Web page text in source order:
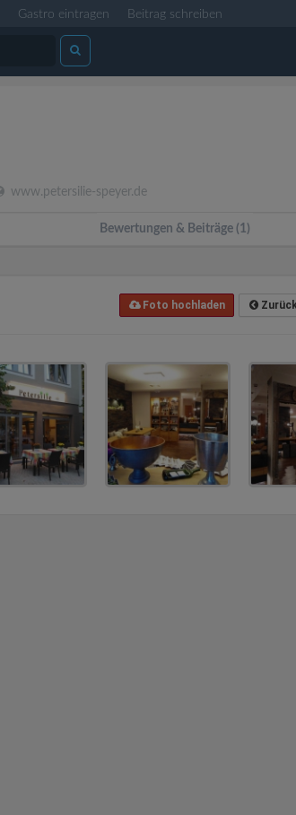
Gastro eintragen Beitrag schreiben
www.petersilie-speyer.de
Bewertungen & Beiträge (1)
Foto hochladen